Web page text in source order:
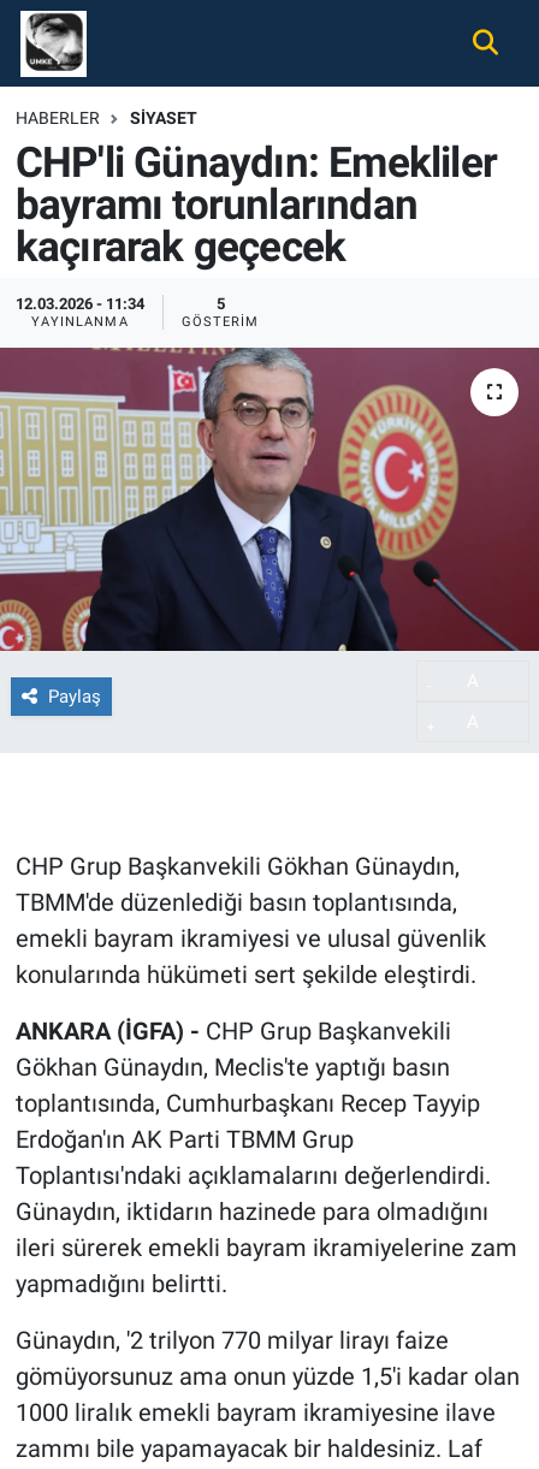
HABERLER SIYASET
CHP'li Günaydın: Emekliler
bayramı torunlarından
kaçırarak geçecek
12.03.2026 - 11:34
YAYINLANMA
5
GÖSTERIM
Paylaş
CHP Grup Başkanvekili Gökhan Günaydın,
TBMM'de düzenlediği basın toplantısında,
emekli bayram ikramiyesi ve ulusal güvenlik
konularında hükümeti sert şekilde eleştirdi.
ANKARA (İGFA) - CHP Grup Başkanvekili
Gökhan Günaydın, Meclis'te yaptığı basın
toplantısında, Cumhurbaşkanı Recep Tayyip
Erdoğan'ın AK Parti TBMM Grup
Toplantısı'ndaki açıklamalarını değerlendirdi.
Günaydın, iktidarın hazinede para olmadığını
ileri sürerek emekli bayram ikramiyelerine zam
yapmadığını belirtti.
Günaydın, '2 trilyon 770 milyar lirayı faize
gömüyorsunuz ama onun yüzde 1,5'i kadar olan
1000 liralık emekli bayram ikramiyesine ilave
zammı bile yapamayacak bir haldesiniz. Laf
Gündem
Ekonomi
Spor
Magazin
Tüm Haberler
İletişim
Künye
Nöbetçi Eczaneler
Hava Durumu
Namaz Vakitleri
Trafik Durumu
Süper Lig Puan Durumu ve Fikstür
Tüm Manşetler
Son Dakika Haberleri
Haber Arşivi